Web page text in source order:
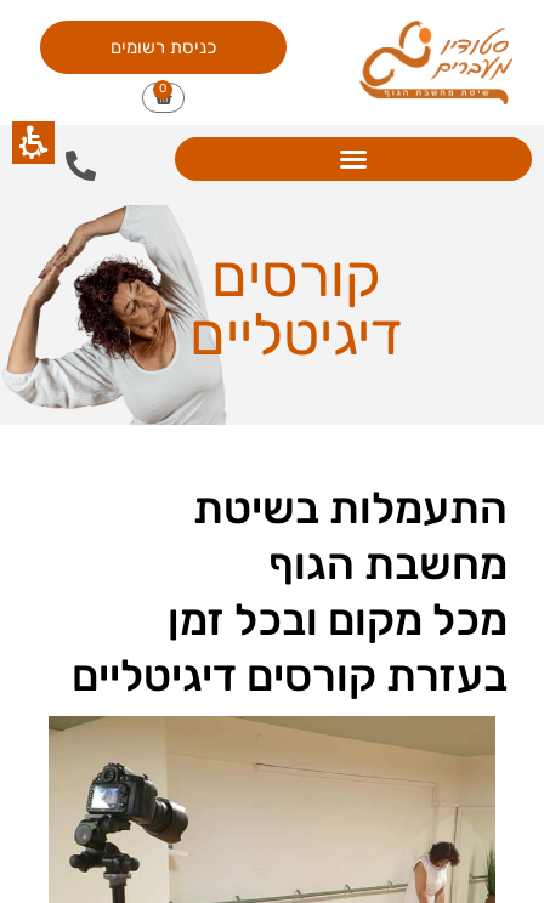
כניסת רשומים
0
קורסים
דיגיטליים
התעמלות בשיטת
מחשבת הגוף
מכל מקום ובכל זמן
בעזרת קורסים דיגיטליים